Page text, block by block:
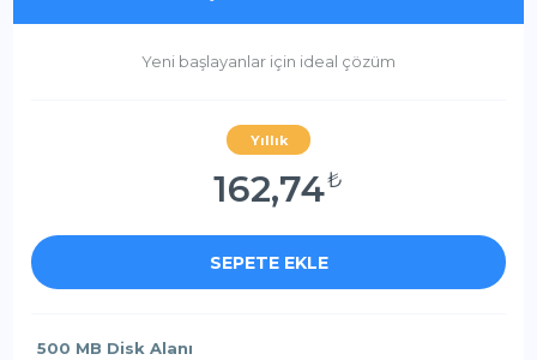
Yeni başlayanlar için ideal çözüm
Yıllık
₺
162,74
SEPETE EKLE
500 MB Disk Alanı